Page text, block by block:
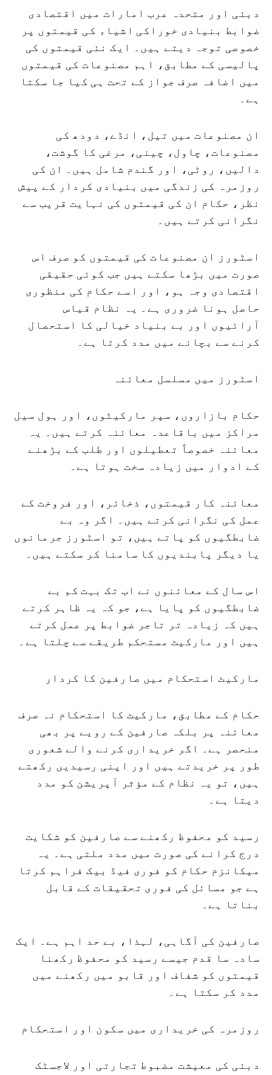
دبئی اور متحدہ عرب امارات میں اقتصادی
ضوابط بنیادی خوراکی اشیاء کی قیمتوں پر
خصوصی توجہ دیتے ہیں۔ ایک نئی قیمتوں کی
پالیسی کے مطابق، اہم مصنوعات کی قیمتوں
میں اضافہ صرف جواز کے تحت ہی کیا جا سکتا
ہے۔
ان مصنوعات میں تیل، انڈے، دودھ کی
مصنوعات، چاول، چینی، مرغی کا گوشت،
دالیں، روٹی، اور گندم شامل ہیں۔ ان کی
روزمرہ کی زندگی میں بنیادی کردار کے پیش
نظر، حکام ان کی قیمتوں کی نہایت قریب سے
نگرانی کرتے ہیں۔
اسٹورز ان مصنوعات کی قیمتوں کو صرف اس
صورت میں بڑھا سکتے ہیں جب کوئی حقیقی
اقتصادی وجہ ہو، اور اسے حکام کی منظوری
حاصل ہونا ضروری ہے۔ یہ نظام قیاس
آرائیوں اور بے بنیاد خیالی کا استحصال
کرنے سے بچانے میں مدد کرتا ہے۔
اسٹورز میں مسلسل معائنہ
حکام بازاروں، سپر مارکیٹوں، اور ہول سیل
مراکز میں باقاعدہ معائنہ کرتے ہیں۔ یہ
معائنہ خصوصاً تعطیلوں اور طلب کے بڑھنے
کے ادوار میں زیادہ سخت ہوتا ہے۔
معائنہ کار قیمتوں، ذخائر، اور فروخت کے
عمل کی نگرانی کرتے ہیں۔ اگر وہ بے
ضابطگیوں کو پاتے ہیں، تو اسٹورز جرمانوں
یا دیگر پابندیوں کا سامنا کر سکتے ہیں۔
اس سال کے معائنوں نے اب تک بہت کم بے
ضابطگیوں کو پایا ہے، جو کہ یہ ظاہر کرتے
ہیں کہ زیادہ تر تاجر ضوابط پر عمل کرتے
ہیں اور مارکیٹ مستحکم طریقے سے چلتا ہے۔
مارکیٹ استحکام میں صارفین کا کردار
حکام کے مطابق، مارکیٹ کا استحکام نہ صرف
معائنہ پر بلکہ صارفین کے رویے پر بھی
منحصر ہے۔ اگر خریداری کرنے والے شعوری
طور پر خریدتے ہیں اور اپنی رسیدیں رکھتے
ہیں، تو یہ نظام کے مؤثر آپریشن کو مدد
دیتا ہے۔
رسید کو محفوظ رکھنے سے صارفین کو شکایت
درج کرانے کی صورت میں مدد ملتی ہے۔ یہ
میکانزم حکام کو فوری فیڈ بیک فراہم کرتا
ہے جو مسائل کی فوری تحقیقات کے قابل
بناتا ہے۔
صارفین کی آگاہی، لہذا، بے حد اہم ہے۔ ایک
سادہ سا قدم جیسے رسید کو محفوظ رکھنا
قیمتوں کو شفاف اور قابو میں رکھنے میں
مدد کر سکتا ہے۔
روزمرہ کی خریداری میں سکون اور استحکام
دبئی کی معیشت مضبوط تجارتی اور لاجسٹک